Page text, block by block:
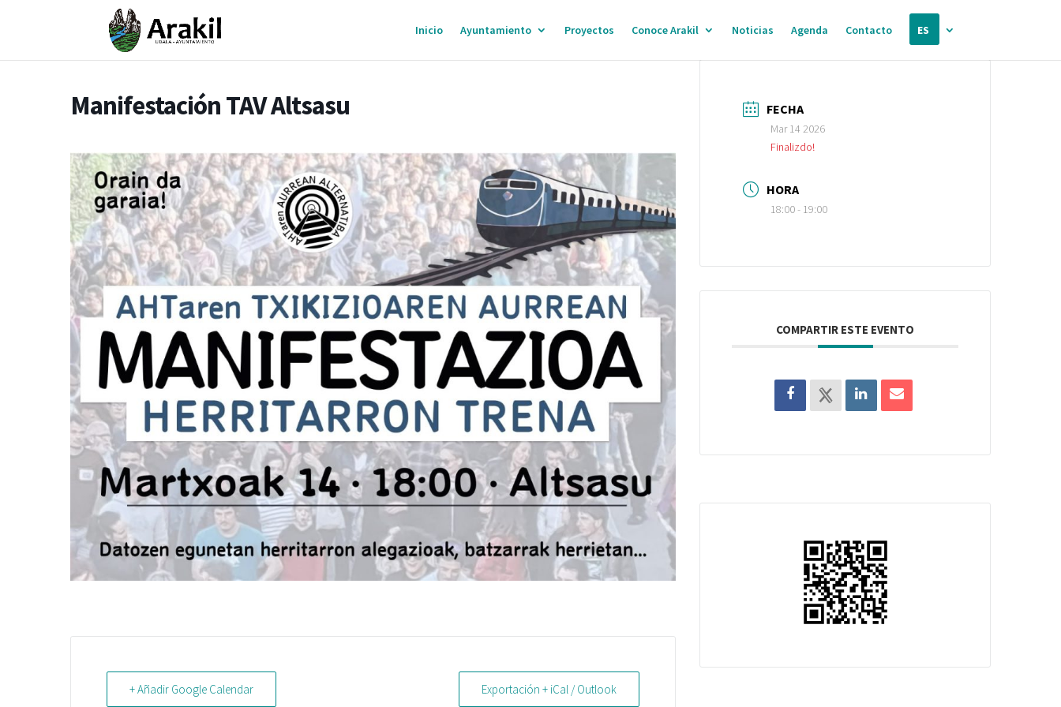
Inicio Ayuntamiento Proyectos Conoce Arakil Noticias Agenda Contacto ES
Manifestación TAV Altsasu
+ Añadir Google Calendar Exportación + iCal / Outlook
FECHA
Mar 14 2026
Finalizdo!
HORA
18:00 - 19:00
COMPARTIR ESTE EVENTO